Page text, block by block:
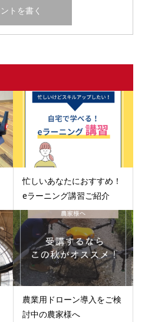
忙しいあなたにおすすめ！
eラーニング講習ご紹介
農業用ドローン導入をご検
討中の農家様へ